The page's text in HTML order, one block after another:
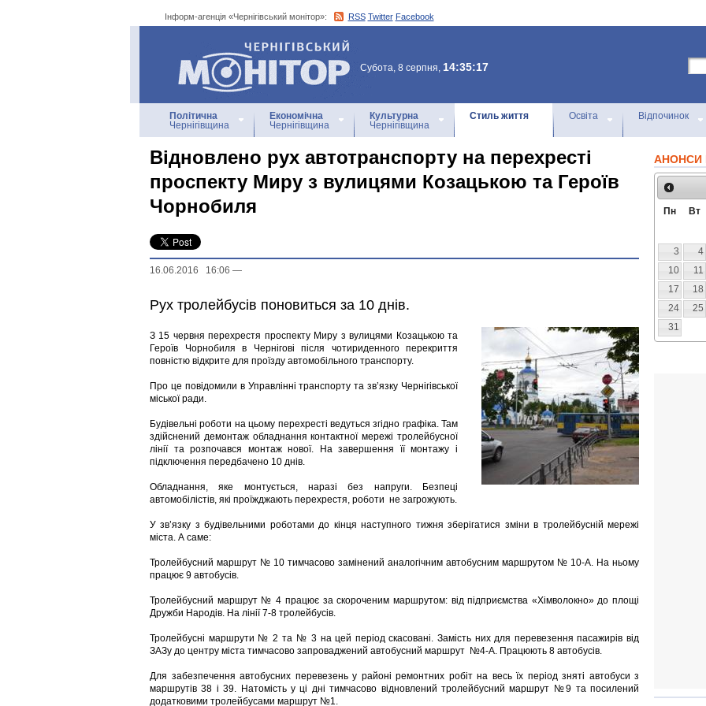
Інформ-агенція «Чернігівський монітор»: RSS Twitter Facebook
Інформ-агенція
«Чернігівський монітор»
Субота, 8 серпня, 14:35:17
Політична
Чернігівщина
Економічна
Чернігівщина
Культурна
Чернігівщина
Стиль життя Освіта Відпочинок
Відновлено рух автотранспорту на перехресті
проспекту Миру з вулицями Козацькою та Героїв
Чорнобиля
16.06.2016 16:06 —
Рух тролейбусів поновиться за 10 днів.
З 15 червня перехрестя проспекту Миру з вулицями Козацькою та
Героїв Чорнобиля в Чернігові після чотириденного перекриття
повністю відкрите для проїзду автомобільного транспорту.
Про це повідомили в Управлінні транспорту та зв’язку Чернігівської
міської ради.
Будівельні роботи на цьому перехресті ведуться згідно графіка. Там
здійснений демонтаж обладнання контактної мережі тролейбусної
лінії та розпочався монтаж нової. На завершення її монтажу і
підключення передбачено 10 днів.
Обладнання, яке монтується, наразі без напруги. Безпеці
автомобілістів, які проїжджають перехрестя, роботи не загрожують.
У зв’язку з будівельними роботами до кінця наступного тижня зберігатися зміни в тролейбусній мережі
міста. А саме:
Тролейбусний маршрут № 10 тимчасово замінений аналогічним автобусним маршрутом № 10-А. На ньому
працює 9 автобусів.
Тролейбусний маршрут № 4 працює за скороченим маршрутом: від підприємства «Хімволокно» до площі
Дружби Народів. На лінії 7-8 тролейбусів.
Тролейбусні маршрути № 2 та № 3 на цей період скасовані. Замість них для перевезення пасажирів від
ЗАЗу до центру міста тимчасово запроваджений автобусний маршрут №4-А. Працюють 8 автобусів.
Для забезпечення автобусних перевезень у районі ремонтних робіт на весь їх період зняті автобуси з
маршрутів 38 і 39. Натомість у ці дні тимчасово відновлений тролейбусний маршрут №9 та посилений
додатковими тролейбусами маршрут №1.
АНОНСИ
Пн Вт
3
4
10
11
17
18
24
25
31